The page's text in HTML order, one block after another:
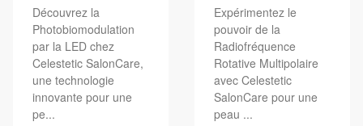
Découvrez la
Photobiomodulation
par la LED chez
Celestetic SalonCare,
une technologie
innovante pour une
pe...
Expérimentez le
pouvoir de la
Radiofréquence
Rotative Multipolaire
avec Celestetic
SalonCare pour une
peau ...